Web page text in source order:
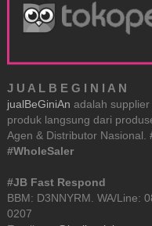
J U A L B E G I N I A N
jualBeGiniAn adalah
produk langsung dari
Agen & Distributor Nasional.
#WholeSaler
#JB Fast Respond
BBM: D3NNYRM. WA/Line:
0207